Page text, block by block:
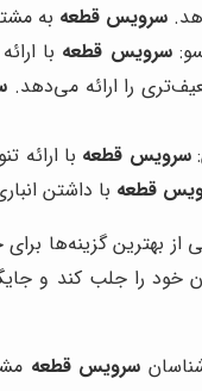
سرویس قطعه به
سرویس قطعه با
را ارائه می‌دهد.
سرویس قطعه با
قطعه با داشتن
از بهترین گزینه‌ها
را جلب کند و
سرویس قطعه